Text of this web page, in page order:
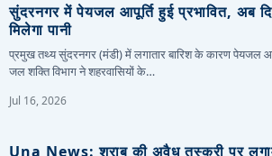
सुंदरनगर में पेयजल आपूर्ति हुई प्रभावित, अब
मिलेगा पानी
प्रमुख तथ्य सुंदरनगर (मंडी) में लगातार बारिश के कारण पेयजल
जल शक्ति विभाग ने शहरवासियों के…
Jul 16, 2026
Una News: शराब की अवैध तस्करी पर